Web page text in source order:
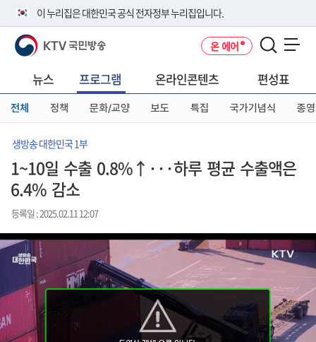
이 누리집은 대한민국 공식 전자정부 누리집입니다.
공식 누리집 주소 확인하기
니다.
이밖에 or.kr 또는 .kr등 다른 도메인 주소를 사용하고 있다면 아래 URL에
서 도메인 주소를 확인해 보세요
KTV 국민방송 온 에어
뉴스 프로그램 온라인콘텐츠 편성표
전체 정책 문화/교양 보도 특집 국가기념식 종영
생방송 대한민국 1부
1~10일 수출 0.8%↑···하루 평균 수출액은
6.4% 감소
등록일 : 2025.02.11 12:07